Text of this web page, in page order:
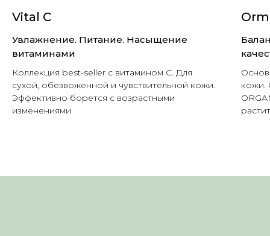
Vital C
Коллекция best-seller с витамином C. Для
сухой, обезвоженной и чувствительной кожи.
Эффективно борется с возрастными
изменениями
Увлажнение. Питание. Насыщение
витаминами
кожи.